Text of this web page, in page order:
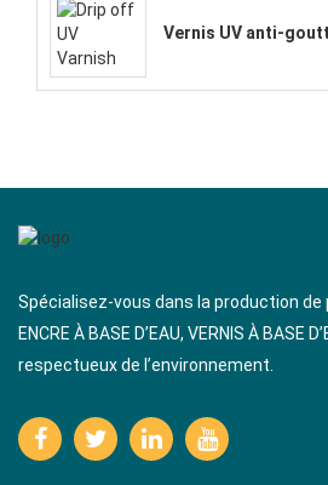
Vernis UV anti-
Spécialisez-vous dans la production de
ENCRE À BASE D’EAU, VERNIS À BASE
respectueux de l’environnement.